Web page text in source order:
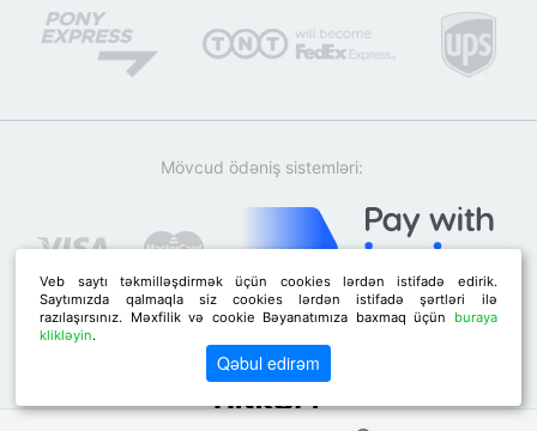
Mövcud ödəniş sistemləri:
Veb saytı təkmilləşdirmək üçün cookies lərdən istifadə edirik.
Saytımızda qalmaqla siz cookies lərdən istifadə şərtləri ilə
razılaşırsınız. Məxfilik və cookie Bəyanatımıza baxmaq üçün
buraya
klikləyin.
Qəbul edirəm